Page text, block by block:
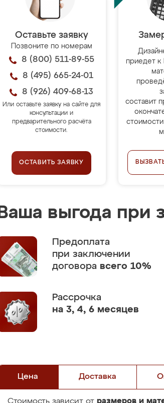
Оставьте заявку
Позвоните по номерам
8 (800) 511-89-55
8 (495) 665-24-01
8 (926) 409-68-13
Или оставьте заявку на сайте для
консультации и
предварительного расчёта
стоимости.
ОСТАВИТЬ ЗАЯВКУ
приедет к
составит
Ваша выгода при
Предоплата
при заключении
договора всего 10%
Рассрочка
на 3, 4, 6 месяцев
Цена Доставка
размеров и